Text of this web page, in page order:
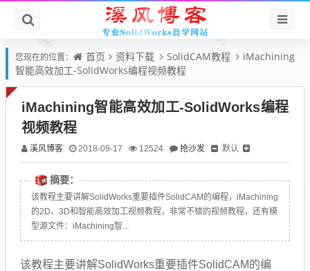
您现在的位置： 首页 资料下载 SolidCAM教程
iMachining
智能高效加工-SolidWorks编程视频教程
iMachining智能高效加工-SolidWorks编程
视频教程
溪风博客 2018-09-17 12524 抢沙发 默认
摘要：
该教程主要讲解SolidWorks重要插件SolidCAM的编程，iMachining
的2D、3D和智能高效加工视频教程，非常不错的视频教程，还有模
型源文件：iMachining智...
该教程主要讲解SolidWorks重要插件SolidCAM的编